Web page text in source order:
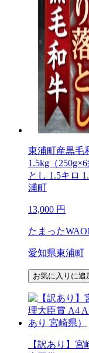
東浦町産黒毛
1.5kg（
とし 1.5キロ
浦町
13,000 円
たまった
愛知県東浦町
お気に入りに追
【訳あり】